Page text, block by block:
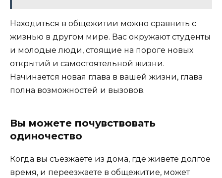
Находиться в общежитии можно сравнить с
жизнью в другом мире. Вас окружают студенты
и молодые люди, стоящие на пороге новых
открытий и самостоятельной жизни.
Начинается новая глава в вашей жизни, глава
полна возможностей и вызовов.
Вы можете почувствовать
одиночество
Когда вы съезжаете из дома, где живете долгое
время, и переезжаете в общежитие, может